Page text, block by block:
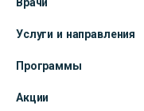
Врачи
Услуги и направления
Программы
Акции